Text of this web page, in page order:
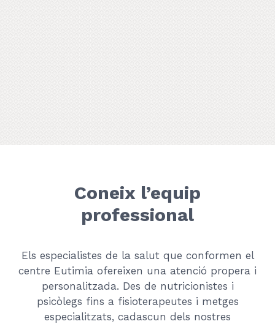
Coneix l’equip
professional
Els especialistes de la salut que conformen el
centre Eutimia ofereixen una atenció propera i
personalitzada. Des de nutricionistes i
psicòlegs fins a fisioterapeutes i metges
especialitzats, cadascun dels nostres